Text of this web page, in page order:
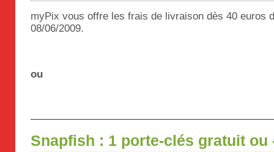
myPix vous offre les frais de livraison dès 40 euros
08/06/2009.
ou
Snapfish : 1 porte-clés gratuit ou